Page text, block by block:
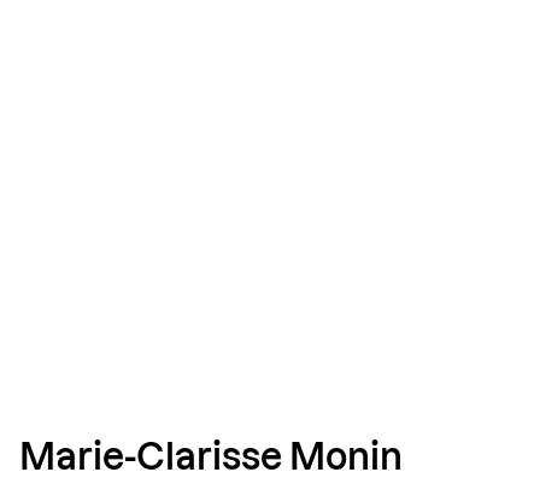
Marie-Clarisse Monin